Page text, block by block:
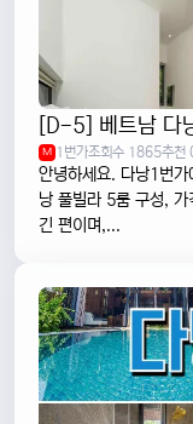
[D-5] 베트남 다
M 1번가조회수 1865추천
안녕하세요. 다낭1번
낭 풀빌라 5룸 구성, 가격에
긴 편이며,...